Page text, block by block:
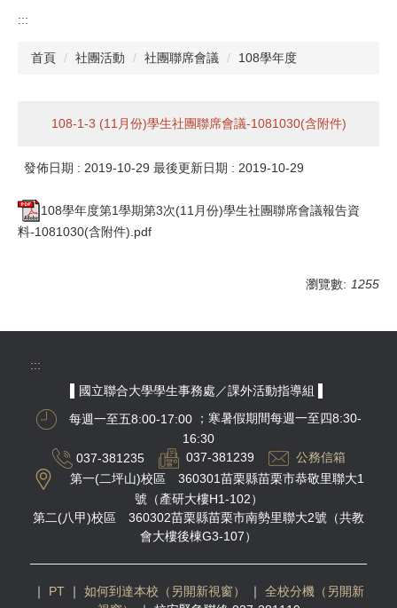
:::
首頁 社團活動 社團聯席會議 108學年度
108-1-3 (11月份)學生社團聯席會議-1081030(含附件)
發佈日期 : 2019-10-29 最後更新日期 : 2019-10-29
108學年度第1學期第3次(11月份)學生社團聯席會議報告資
料-1081030(含附件).pdf
瀏覽數: 1255
:::
▌國立聯合大學學生事務處／課外活動指導組 ▌
每週一至五8:00-17:00
；寒暑假期間每週一至四8:30-
16:30
037-381235
037-381239
公務信箱
第一(二坪山)校區 360301苗栗縣苗栗市恭敬里聯大1
號（產研大樓H1-102）
第二(八甲)校區 360302苗栗縣苗栗市南勢里聯大2號（共教
會大樓後棟G3-107）
｜ PT ｜ 如何到達本校（另開新視窗） ｜ 全校分機（另開新